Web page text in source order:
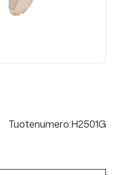
Tuotenumero:H2501G